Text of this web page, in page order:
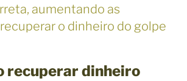
aumentando as
o dinheiro do golpe
recuperar dinheiro